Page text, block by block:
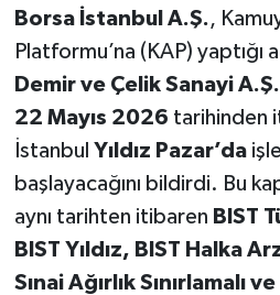
Borsa İstanbul A.Ş.,
Platformu’na (KAP) yaptığı
Demir ve Çelik Sanayi
22 Mayıs 2026 tarihinden
İstanbul Yıldız Pazar’da
başlayacağını bildirdi. Bu
aynı tarihten itibaren BIST
BIST Yıldız, BIST Halka
Sınai Ağırlık Sınırlamalı